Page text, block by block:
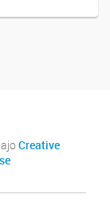
Creative